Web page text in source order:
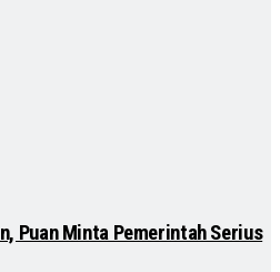
Puan Minta Pemerintah Serius